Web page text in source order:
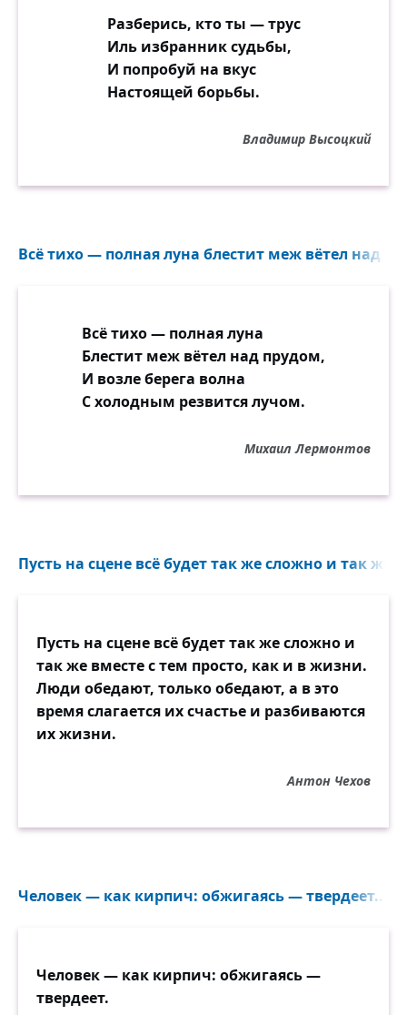
Разберись, кто ты — трус
Иль избранник судьбы,
И попробуй на вкус
Настоящей борьбы.
Владимир Высоцкий
Всё тихо — полная луна блестит меж вётел над
Всё тихо — полная луна
Блестит меж вётел над прудом,
И возле берега волна
С холодным резвится лучом.
Михаил Лермонтов
Пусть на сцене всё будет так же сложно и так же
Пусть на сцене всё будет так же сложно и
так же вместе с тем просто, как и в жизни.
Люди обедают, только обедают, а в это
время слагается их счастье и разбиваются
их жизни.
Антон Чехов
Человек — как кирпич: обжигаясь — твердеет...
Человек — как кирпич: обжигаясь —
твердеет.